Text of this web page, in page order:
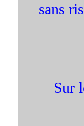
sans
Sur